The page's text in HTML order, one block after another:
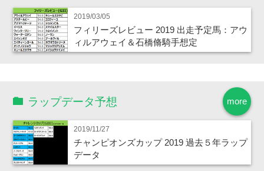
2019/03/05
フィリーズレビュー 2019 出走予定馬：アウ
ィルアウェイ＆石橋脩騎手想定
more
ラップデータ予想
2019/11/27
チャンピオンズカップ 2019 過去５年ラップ
データ